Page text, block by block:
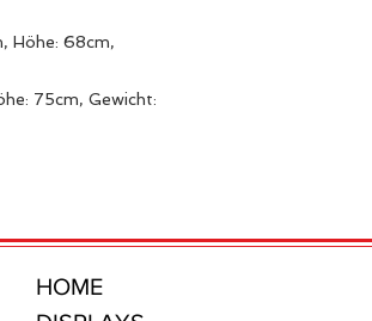
Höhe: 68cm,
75cm, Gewicht:
HOME